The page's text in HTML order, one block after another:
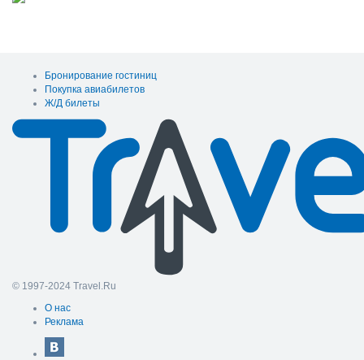
Бронирование гостиниц
Покупка авиабилетов
Ж/Д билеты
© 1997-2024 Travel.Ru
О нас
Реклама